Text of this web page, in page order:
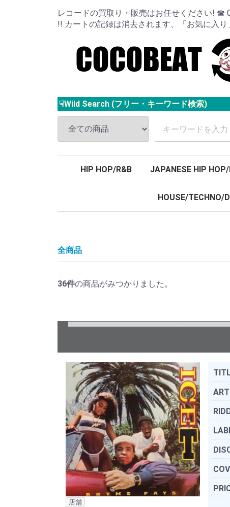
レコードの買取り・販売はお任せください! ☎
!! カートの記録は消去されます、「お気に入り
☟Wild Search (フリー・キーワード検索)
HIP HOP/R&B JAPANESE HIP
HOUSE/TECHNO/
全商品
36件の商品がみつかりました。
店舗